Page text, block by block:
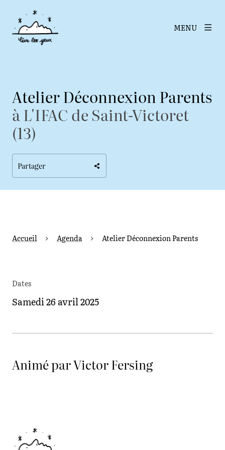
MENU
Atelier Déconnexion Parents
à L'IFAC de Saint-Victoret
(13)
Partager
Accueil Agenda Atelier Déconnexion Parents
Dates
Samedi 26 avril 2025
Animé par Victor Fersing